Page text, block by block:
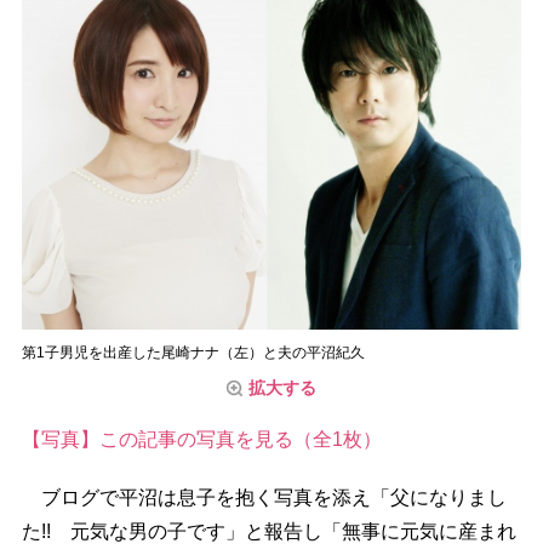
第1子男児を出産した尾崎ナナ（左）と夫の平沼紀久
拡大する
【写真】この記事の写真を見る（全1枚）
ブログで平沼は息子を抱く写真を添え「父になりまし
た!! 元気な男の子です」と報告し「無事に元気に産まれ